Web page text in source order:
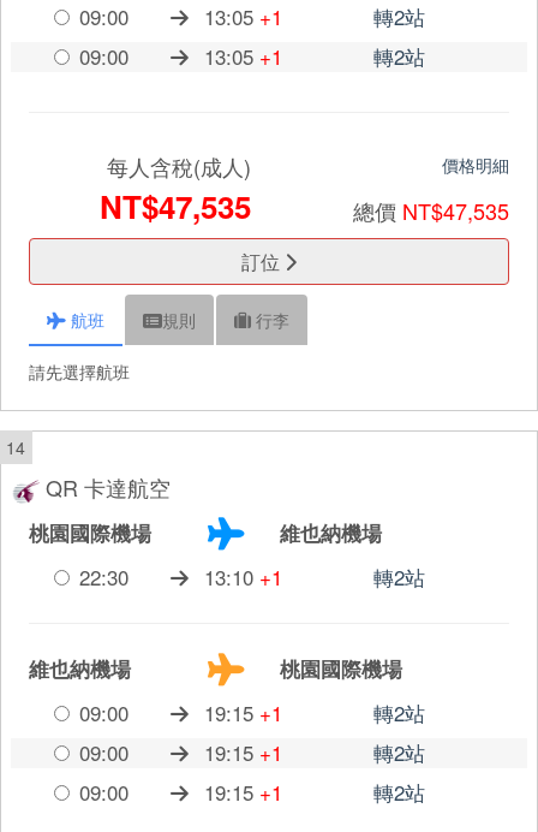
09:00
13:05 +1
轉2站
09:00
13:05 +1 轉2站
每人含稅(成人)
NT$47,535
價格明細
總價 NT$47,535
訂位
航班 規則 行李
請先選擇航班
14
QR 卡達航空
桃園國際機場
維也納機場
22:30
13:10 +1 轉2站
維也納機場
桃園國際機場
09:00
19:15 +1
轉2站
09:00
19:15 +1
轉2站
09:00
19:15 +1 轉2站